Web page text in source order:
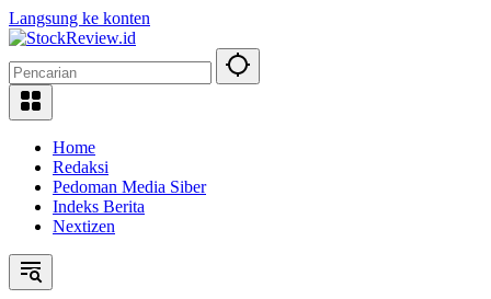
Langsung ke konten
Home
Redaksi
Pedoman Media Siber
Indeks Berita
Nextizen